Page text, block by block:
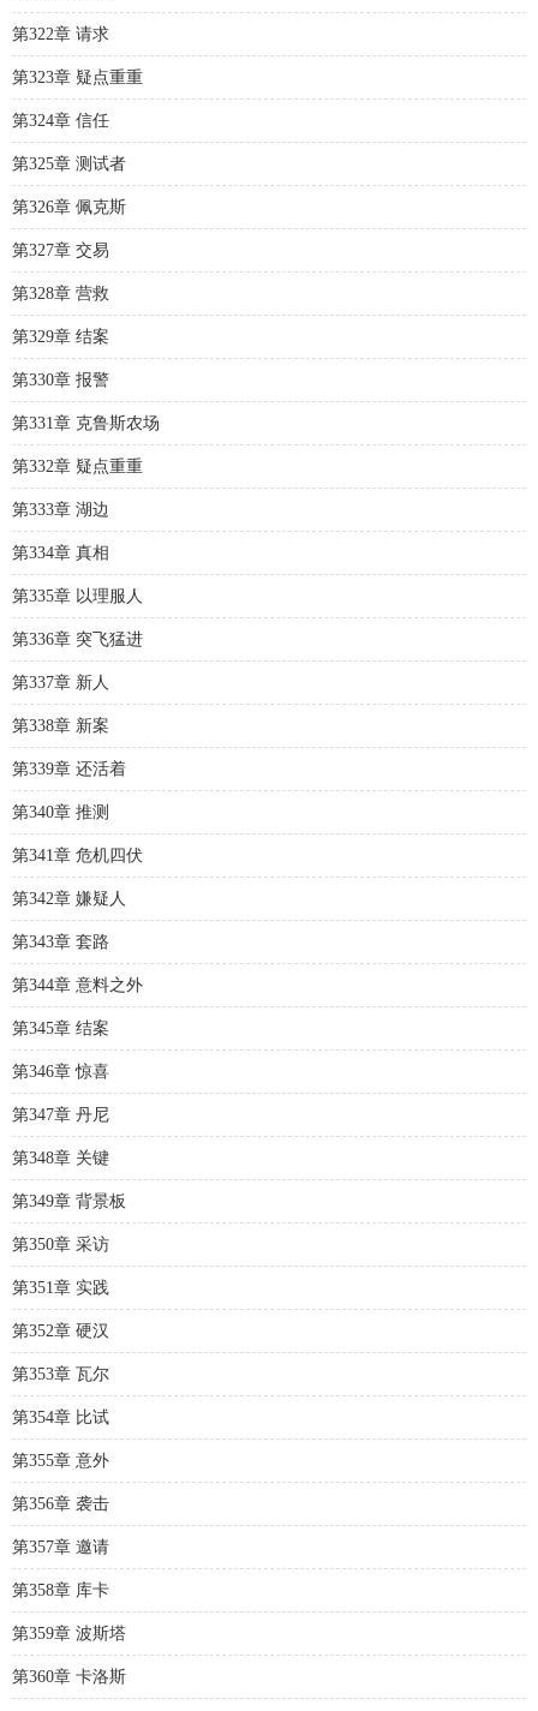
第322章 请求
第323章 疑点重重
第324章 信任
第325章 测试者
第326章 佩克斯
第327章 交易
第328章 营救
第329章 结案
第330章 报警
第331章 克鲁斯农场
第332章 疑点重重
第333章 湖边
第334章 真相
第335章 以理服人
第336章 突飞猛进
第337章 新人
第338章 新案
第339章 还活着
第340章 推测
第341章 危机四伏
第342章 嫌疑人
第343章 套路
第344章 意料之外
第345章 结案
第346章 惊喜
第347章 丹尼
第348章 关键
第349章 背景板
第350章 采访
第351章 实践
第352章 硬汉
第353章 瓦尔
第354章 比试
第355章 意外
第356章 袭击
第357章 邀请
第358章 库卡
第359章 波斯塔
第360章 卡洛斯